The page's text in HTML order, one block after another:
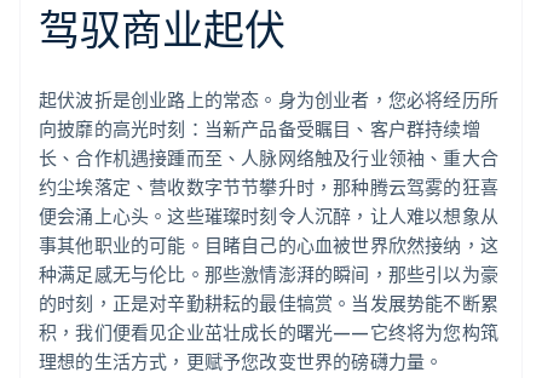
驾驭商业起伏
起伏波折是创业路上的常态。身为创业者，您必将经历所
向披靡的高光时刻：当新产品备受瞩目、客户群持续增
长、合作机遇接踵而至、人脉网络触及行业领袖、重大合
约尘埃落定、营收数字节节攀升时，那种腾云驾雾的狂喜
便会涌上心头。这些璀璨时刻令人沉醉，让人难以想象从
事其他职业的可能。目睹自己的心血被世界欣然接纳，这
种满足感无与伦比。那些激情澎湃的瞬间，那些引以为豪
的时刻，正是对辛勤耕耘的最佳犒赏。当发展势能不断累
积，我们便看见企业茁壮成长的曙光——它终将为您构筑
理想的生活方式，更赋予您改变世界的磅礴力量。